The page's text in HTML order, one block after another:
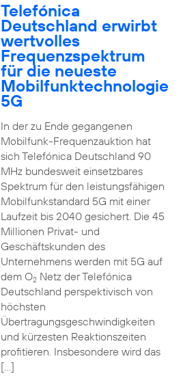
Telefónica
Deutschland erwirbt
wertvolles
Frequenzspektrum
für die neueste
Mobilfunktechnologie
5G
In der zu Ende gegangenen
Mobilfunk-Frequenzauktion hat
sich Telefónica Deutschland 90
MHz bundesweit einsetzbares
Spektrum für den leistungsfähigen
Mobilfunkstandard 5G mit einer
Laufzeit bis 2040 gesichert. Die 45
Millionen Privat- und
Geschäftskunden des
Unternehmens werden mit 5G auf
dem O2Netz der Telefónica
Deutschland perspektivisch von
höchsten
Übertragungsgeschwindigkeiten
und kürzesten Reaktionszeiten
profitieren. Insbesondere wird das
[…]